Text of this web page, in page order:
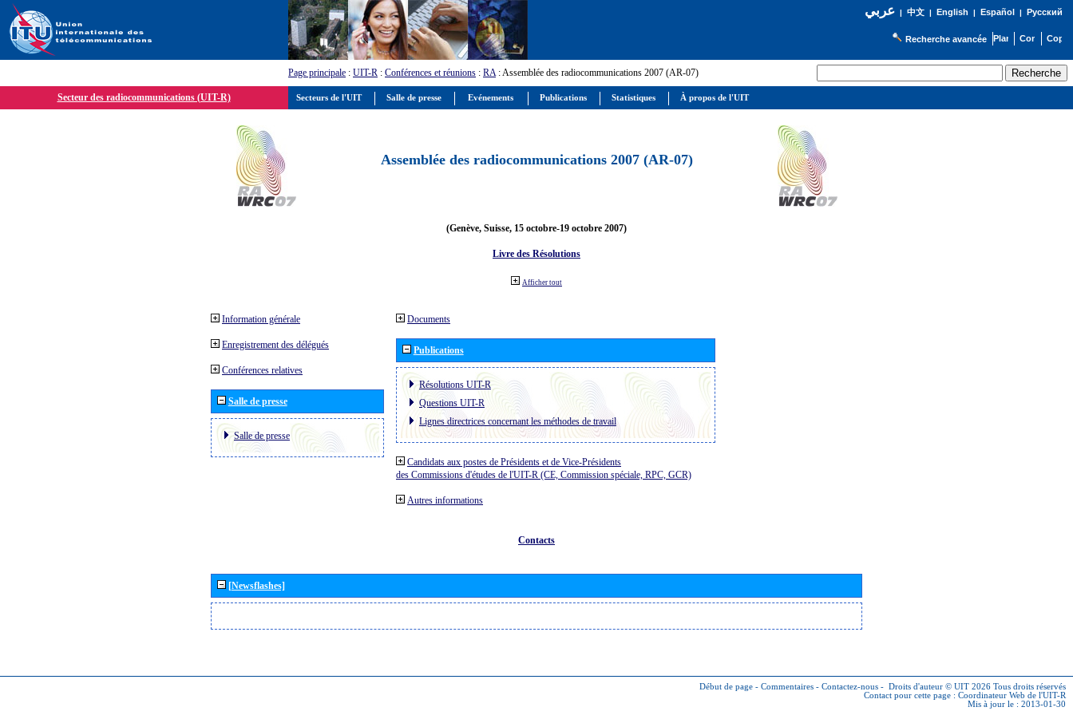
عربي| 中文| English | Español | Русский
Recherche avancée
Page principale : UIT-R : Conférences et réunions : RA: Assemblée des radiocommunications 2007 (AR-07)
Secteur des radiocommunications (UIT-R)
Assemblée des radiocommunications 2007 (AR-07)
(Genève, Suisse, 15 octobre-19 octobre 2007)
Livre des Résolutions
Afficher tout
Information générale
Enregistrement des délégués
Conférences relatives
Salle de presse
Salle de presse
Documents
Publications
Résolutions UIT-R
Questions UIT-R
Lignes directrices concernant les méthodes de travail
Candidats aux postes de Présidents et de Vice-Présidents
des Commissions d'études de l'UIT-R (CE, Commission spéciale, RPC, GCR)
Autres informations
Contacts
[Newsflashes]
Début de page - Commentaires - Contactez-nous - Droits d'auteur © UIT 2026 Tous droits réservés
Contact pour cette page : Coordinateur Web de l'UIT-R
Mis à jour le : 2013-01-30
Secteurs de l'UIT Salle de presse Evénements Publications Statistiques À propos de l'UIT